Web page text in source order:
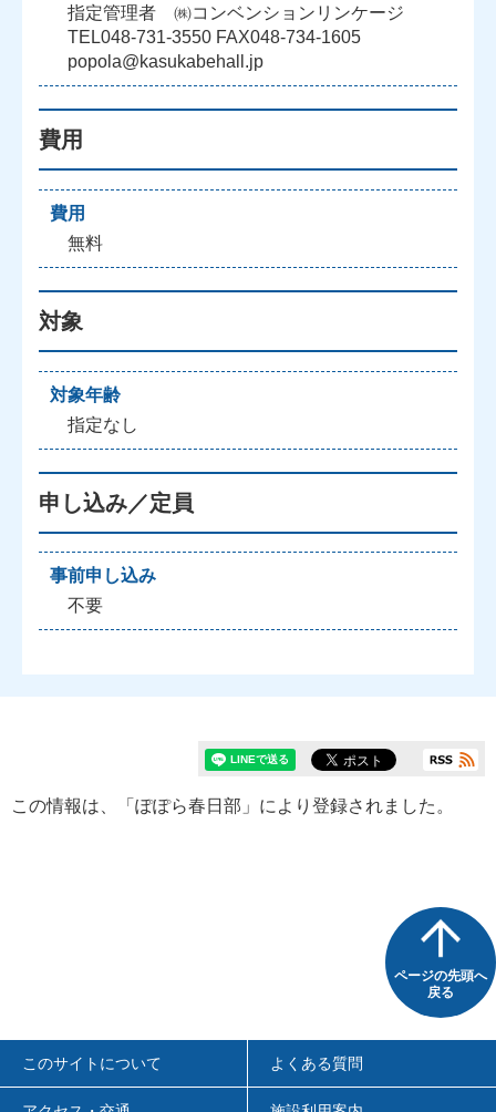
指定管理者 ㈱コンベンションリンケージ
TEL048-731-3550 FAX048-734-1605
popola@kasukabehall.jp
費用
費用
無料
対象
対象年齢
指定なし
申し込み／定員
事前申し込み
不要
この情報は、「ぽぽら春日部」により登録されました。
ページの先頭へ
戻る
このサイトについて よくある質問